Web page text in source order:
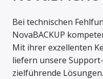
Bei technischen
NovaBACKUP
Mit ihrer exzellenten
liefern unsere
zielführende Lösungen.